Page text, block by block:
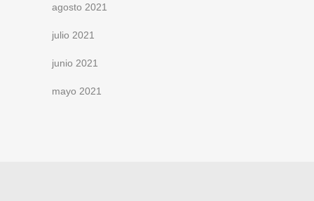
agosto 2021
julio 2021
junio 2021
mayo 2021